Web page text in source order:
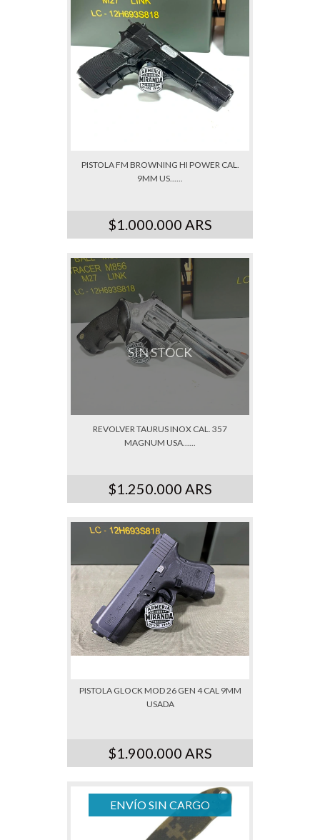
PISTOLA FM BROWNING HI POWER CAL.
9MM US......
$1.000.000 ARS
SIN STOCK
REVOLVER TAURUS INOX CAL. 357
MAGNUM USA......
$1.250.000 ARS
PISTOLA GLOCK MOD 26 GEN 4 CAL 9MM
USADA
$1.900.000 ARS
ENVÍO SIN CARGO